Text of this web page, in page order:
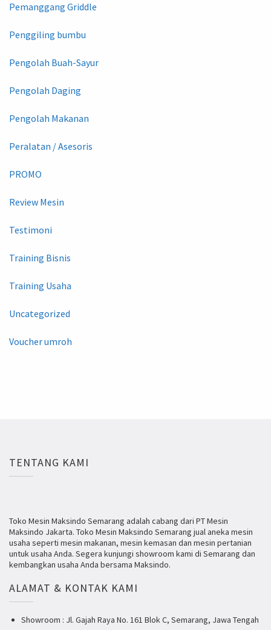
Pemanggang Griddle
Penggiling bumbu
Pengolah Buah-Sayur
Pengolah Daging
Pengolah Makanan
Peralatan / Asesoris
PROMO
Review Mesin
Testimoni
Training Bisnis
Training Usaha
Uncategorized
Voucher umroh
TENTANG KAMI
Toko Mesin Maksindo Semarang adalah cabang dari PT Mesin
Maksindo Jakarta. Toko Mesin Maksindo Semarang jual aneka mesin
usaha seperti mesin makanan, mesin kemasan dan mesin pertanian
untuk usaha Anda. Segera kunjungi showroom kami di Semarang dan
kembangkan usaha Anda bersama Maksindo.
ALAMAT & KONTAK KAMI
Showroom : Jl. Gajah Raya No. 161 Blok C, Semarang, Jawa Tengah